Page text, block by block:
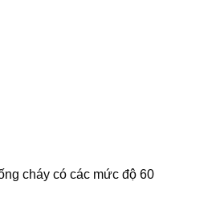
cháy có các mức độ 60